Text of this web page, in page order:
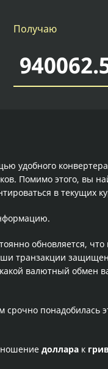
Получаю
удобного
Помимо этого, вы
в текущих
обновляется,
транзакции
валютный обмен
срочно
доллара к